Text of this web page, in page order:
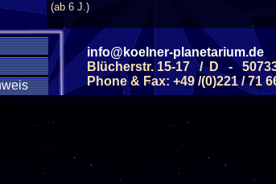
(ab 6 J.)
Galaxien - Sterneninseln im All
(Sa. 12 September 2026 17:30 Uhr)
Â Unsere MilchstraÃŸe ist eine von
Sterneninsel genau auf sich hat
bewegen.
info@koelner-planetarium.de
Blücherstr. 15-17 / D -
Phone & Fax: +49 /(0)221 / 71